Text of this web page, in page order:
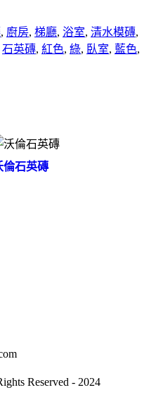
, 廚房, 梯廳, 浴室, 清水模磚,
石英磚, 紅色, 綠, 臥室, 藍色,
倫石英磚
Reserved - 2024